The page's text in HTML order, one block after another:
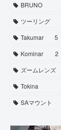
BRUNO
ツーリング
Takumar
5
Kominar
2
ズームレンズ
Tokina
SAマウント